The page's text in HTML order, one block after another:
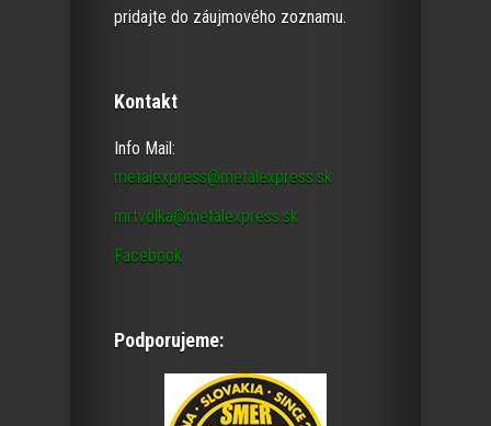
pridajte do záujmového zoznamu.
Kontakt
Info Mail:
metalexpress@metalexpress.sk
mrtvolka@metalexpress.sk
Facebook
Podporujeme: